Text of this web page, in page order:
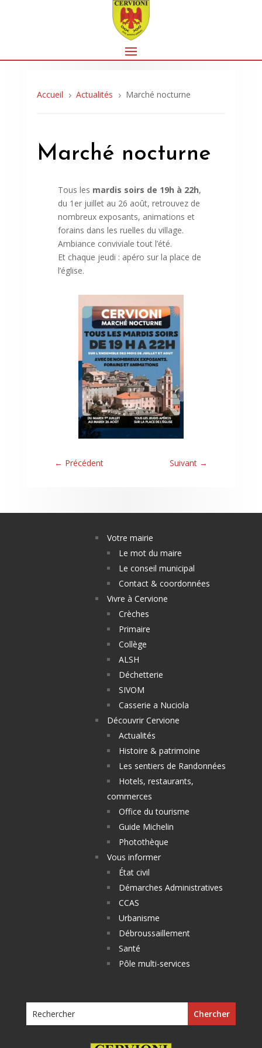
Accueil 5 Actualités 5 Marché nocturne
Marché nocturne
Tous les mardis soirs de 19h à 22h,
du 1er juillet au 26 août, retrouvez de
nombreux exposants, animations et
forains dans les ruelles du village.
Ambiance conviviale tout l’été.
Et chaque jeudi : apéro sur la place de
l’église.
← Précédent Suivant →
Votre mairie
Le mot du maire
Le conseil municipal
Contact & coordonnées
Vivre à Cervione
Crèches
Primaire
Collège
ALSH
Déchetterie
SIVOM
Casserie a Nuciola
Découvrir Cervione
Actualités
Histoire & patrimoine
Les sentiers de Randonnées
Hotels, restaurants,
commerces
Office du tourisme
Guide Michelin
Photothèque
Vous informer
État civil
Démarches Administratives
CCAS
Urbanisme
Débroussaillement
Santé
Pôle multi-services